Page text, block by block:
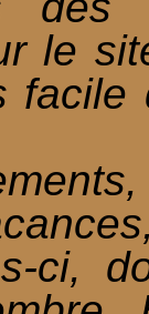
le
ci,